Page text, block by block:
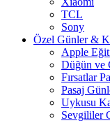
TCL
Sony
Özel Günler &
Apple
Düğün ve
Fırsatlar
Pasaj
Uykusu
Sevgililer